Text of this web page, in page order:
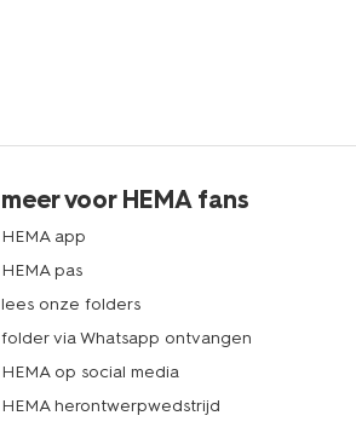
meer voor HEMA fans
HEMA app
HEMA pas
lees onze folders
folder via Whatsapp ontvangen
HEMA op social media
HEMA herontwerpwedstrijd